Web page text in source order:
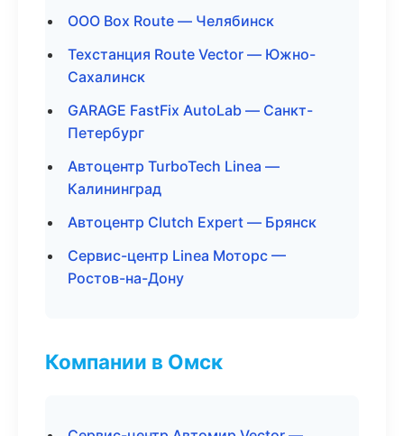
ООО Box Route — Челябинск
Техстанция Route Vector — Южно-
Сахалинск
GARAGE FastFix AutoLab — Санкт-
Петербург
Автоцентр TurboTech Linea —
Калининград
Автоцентр Clutch Expert — Брянск
Сервис-центр Linea Моторс —
Ростов-на-Дону
Компании в Омск